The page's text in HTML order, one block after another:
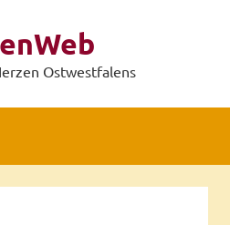
Ostwestfalens